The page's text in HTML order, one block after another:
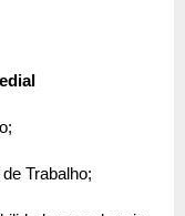
Trabalho;